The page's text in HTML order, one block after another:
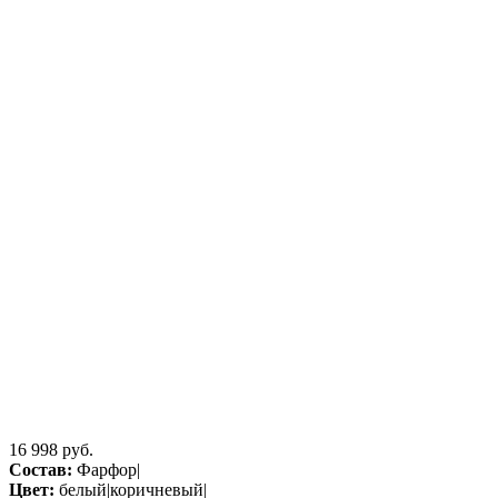
16 998 руб.
Состав: Фарфор|
Цвет: белый|коричневый|